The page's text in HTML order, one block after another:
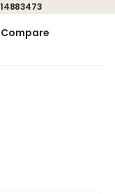
Compare